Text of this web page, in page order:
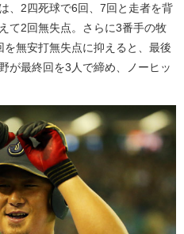
、2四死球で6回、7回と走者を背
て2回無失点。さらに3番手の牧
無安打無失点に抑えると、最後
が最終回を3人で締め、ノーヒッ